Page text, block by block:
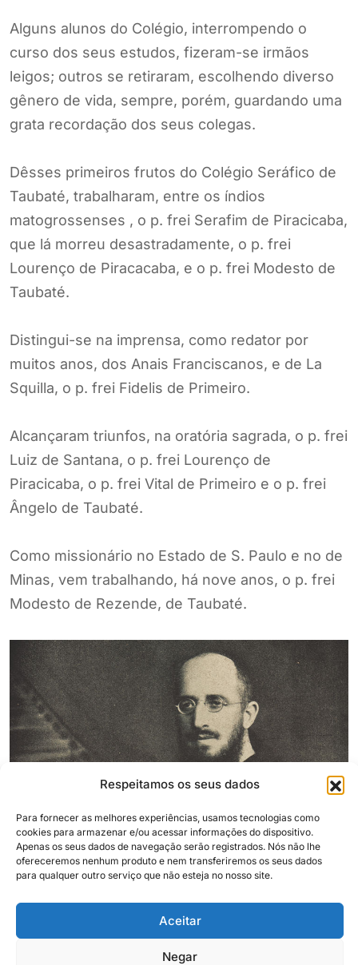
Respeitamos os seus dados
Para fornecer as melhores experiências, usamos tecnologias como
cookies para armazenar e/ou acessar informações do dispositivo.
Apenas os seus dados de navegação serão registrados. Nós não lhe
ofereceremos nenhum produto e nem transferiremos os seus dados
para qualquer outro serviço que não esteja no nosso site.
Aceitar
Negar
Alguns alunos do Colégio, interrompendo o
curso dos seus estudos, fizeram-se irmãos
leigos; outros se retiraram, escolhendo diverso
gênero de vida, sempre, porém, guardando uma
grata recordação dos seus colegas.
Dêsses primeiros frutos do Colégio Seráfico de
Taubaté, trabalharam, entre os índios
matogrossenses , o p. frei Serafim de Piracicaba,
que lá morreu desastradamente, o p. frei
Lourenço de Piracacaba, e o p. frei Modesto de
Taubaté.
Distingui-se na imprensa, como redator por
muitos anos, dos Anais Franciscanos, e de La
Squilla, o p. frei Fidelis de Primeiro.
Alcançaram triunfos, na oratória sagrada, o p. frei
Luiz de Santana, o p. frei Lourenço de
Piracicaba, o p. frei Vital de Primeiro e o p. frei
Ângelo de Taubaté.
Como missionário no Estado de S. Paulo e no de
Minas, vem trabalhando, há nove anos, o p. frei
Modesto de Rezende, de Taubaté.
Frei Vital Primeiro (Felix Guisard Filho, Convento de Santa